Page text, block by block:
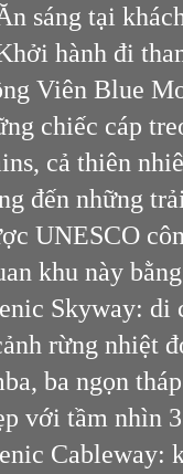
sáng tại
hành đi
Viên Blue
chiếc cáp
cả thiên
đến những
UNESCO
khu này
Skyway: di
rừng nhiệt
ba ngọn
với tầm nhìn
Cableway: